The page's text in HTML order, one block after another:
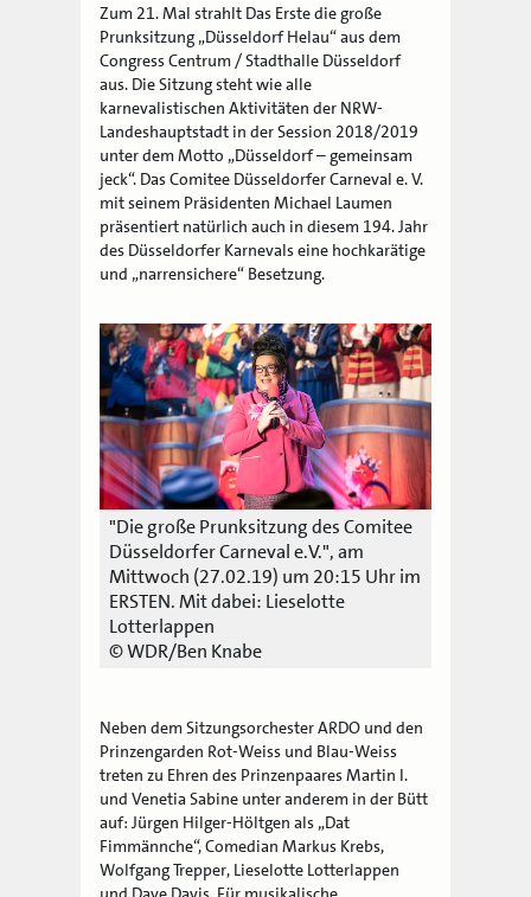
Zum 21. Mal strahlt Das Erste die große
Prunksitzung „Düsseldorf Helau“ aus dem
Congress Centrum / Stadthalle Düsseldorf
aus. Die Sitzung steht wie alle
karnevalistischen Aktivitäten der NRW-
Landeshauptstadt in der Session 2018/2019
unter dem Motto „Düsseldorf – gemeinsam
jeck“. Das Comitee Düsseldorfer Carneval e. V.
mit seinem Präsidenten Michael Laumen
präsentiert natürlich auch in diesem 194. Jahr
des Düsseldorfer Karnevals eine hochkarätige
und „narrensichere“ Besetzung.
"Die große Prunksitzung des Comitee
Düsseldorfer Carneval e.V.", am
Mittwoch (27.02.19) um 20:15 Uhr im
ERSTEN. Mit dabei: Lieselotte
Lotterlappen
© WDR/Ben Knabe
Neben dem Sitzungsorchester ARDO und den
Prinzengarden Rot-Weiss und Blau-Weiss
treten zu Ehren des Prinzenpaares Martin I.
und Venetia Sabine unter anderem in der Bütt
auf: Jürgen Hilger-Höltgen als „Dat
Fimmännche“, Comedian Markus Krebs,
Wolfgang Trepper, Lieselotte Lotterlappen